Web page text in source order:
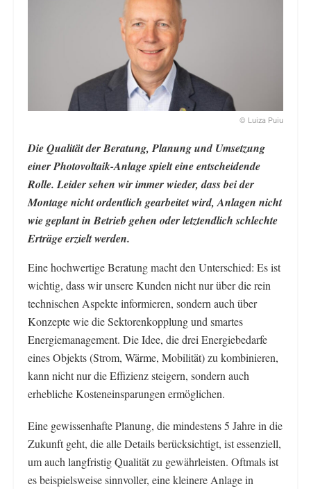
© Luiza Puiu
Die Qualität der Beratung, Planung und Umsetzung
einer Photovoltaik-Anlage spielt eine entscheidende
Rolle. Leider sehen wir immer wieder, dass bei der
Montage nicht ordentlich gearbeitet wird, Anlagen nicht
wie geplant in Betrieb gehen oder letztendlich schlechte
Erträge erzielt werden.
Eine hochwertige Beratung macht den Unterschied: Es ist
wichtig, dass wir unsere Kunden nicht nur über die rein
technischen Aspekte informieren, sondern auch über
Konzepte wie die Sektorenkopplung und smartes
Energiemanagement. Die Idee, die drei Energiebedarfe
eines Objekts (Strom, Wärme, Mobilität) zu kombinieren,
kann nicht nur die Effizienz steigern, sondern auch
erhebliche Kosteneinsparungen ermöglichen.
Eine gewissenhafte Planung, die mindestens 5 Jahre in die
Zukunft geht, die alle Details berücksichtigt, ist essenziell,
um auch langfristig Qualität zu gewährleisten. Oftmals ist
es beispielsweise sinnvoller, eine kleinere Anlage in